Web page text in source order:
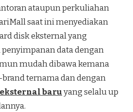
ataupun perkuliahan
saat ini menyediakan
disk eksternal yang
data dengan
mudah dibawa kemana
ternama dan dengan
baruyang selalu up